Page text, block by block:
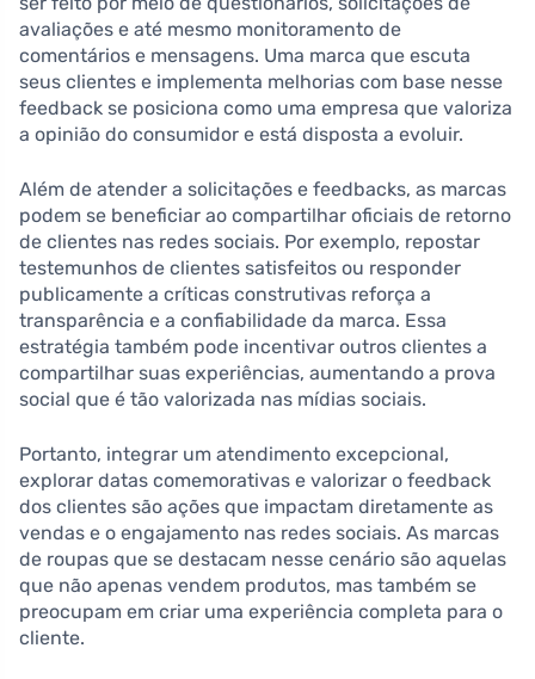
avaliações e até mesmo monitoramento de
comentários e mensagens. Uma marca que escuta
seus clientes e implementa melhorias com base nesse
feedback se posiciona como uma empresa que valoriza
a opinião do consumidor e está disposta a evoluir.
Além de atender a solicitações e feedbacks, as marcas
podem se beneficiar ao compartilhar oficiais de retorno
de clientes nas redes sociais. Por exemplo, repostar
testemunhos de clientes satisfeitos ou responder
publicamente a críticas construtivas reforça a
transparência e a confiabilidade da marca. Essa
estratégia também pode incentivar outros clientes a
compartilhar suas experiências, aumentando a prova
social que é tão valorizada nas mídias sociais.
Portanto, integrar um atendimento excepcional,
explorar datas comemorativas e valorizar o feedback
dos clientes são ações que impactam diretamente as
vendas e o engajamento nas redes sociais. As marcas
de roupas que se destacam nesse cenário são aquelas
que não apenas vendem produtos, mas também se
preocupam em criar uma experiência completa para o
cliente.